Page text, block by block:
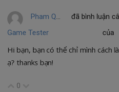
Pham Que
đã bình luận
Game Tester
của
Hi bạn, bạn có thể chỉ mình cách
ạ? thanks bạn!
0